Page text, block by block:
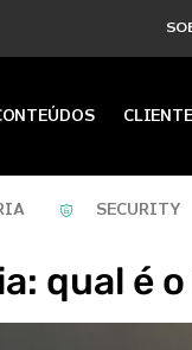
SECURITY
qual é